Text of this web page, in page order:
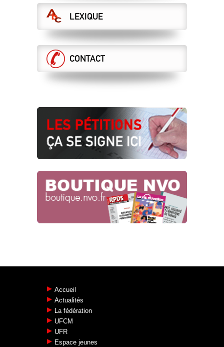
LEXIQUE
CONTACT
Accueil
Actualités
La fédération
UFCM
UFR
Espace jeunes